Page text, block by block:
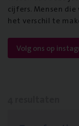
cijfers. Mensen
het verschil te
Volg ons op